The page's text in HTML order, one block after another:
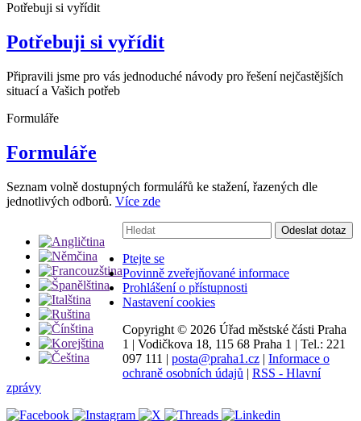
Potřebuji si vyřídit
Potřebuji si vyřídit
Připravili jsme pro vás jednoduché návody pro řešení nejčastějších
situací a Vašich potřeb
Formuláře
Formuláře
Seznam volně dostupných formulářů ke stažení, řazených dle
jednotlivých odborů. Více zde
Vyhledávání:
Odeslat dotaz
Ptejte se
Povinně zveřejňované informace
Prohlášení o přístupnosti
Nastavení cookies
Copyright © 2026 Úřad městské části Praha
1 | Vodičkova 18, 115 68 Praha 1 | Tel.: 221
097 111 | posta@praha1.cz | Informace o
ochraně osobních údajů | RSS - Hlavní
zprávy